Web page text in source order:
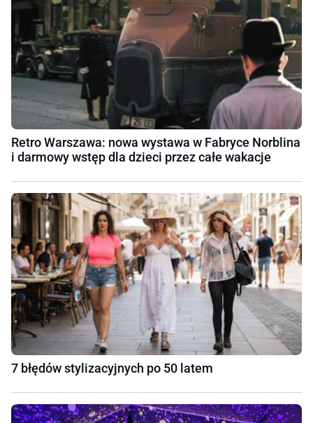
Retro Warszawa: nowa wystawa w Fabryce Norblina
i darmowy wstęp dla dzieci przez całe wakacje
7 błędów stylizacyjnych po 50 latem